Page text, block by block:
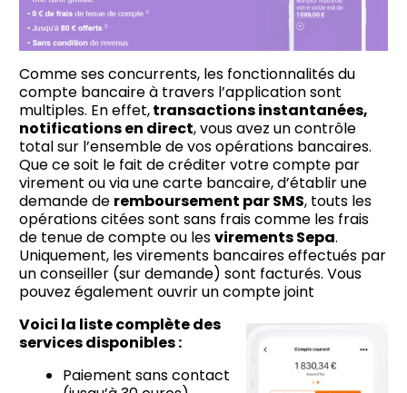
Comme ses concurrents, les fonctionnalités du
compte bancaire à travers l’application sont
multiples. En effet,transactions instantanées,
notifications en direct, vous avez un contrôle
total sur l’ensemble de vos opérations bancaires.
Que ce soit le fait de créditer votre compte par
virement ou via une carte bancaire, d’établir une
demande de remboursement par SMS, touts les
opérations citées sont sans frais comme les frais
de tenue de compte ou lesvirements Sepa.
Uniquement, les virements bancaires effectués par
un conseiller (sur demande) sont facturés. Vous
pouvez également ouvrir un compte joint
Voici la liste complète des
services disponibles :
Paiement sans contact